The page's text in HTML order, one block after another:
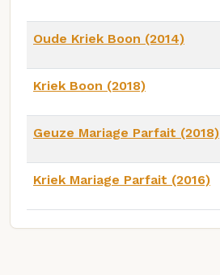
Oude Kriek Boon (2014)
Kriek Boon (2018)
Geuze Mariage Parfait (2018)
Kriek Mariage Parfait (2016)